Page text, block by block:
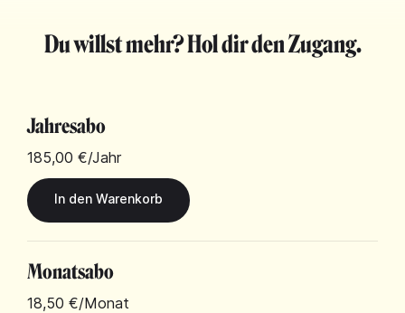
Du willst mehr? Hol dir den Zugang.
Jahresabo
185,00 €/Jahr
Monatsabo
18,50 €/Monat